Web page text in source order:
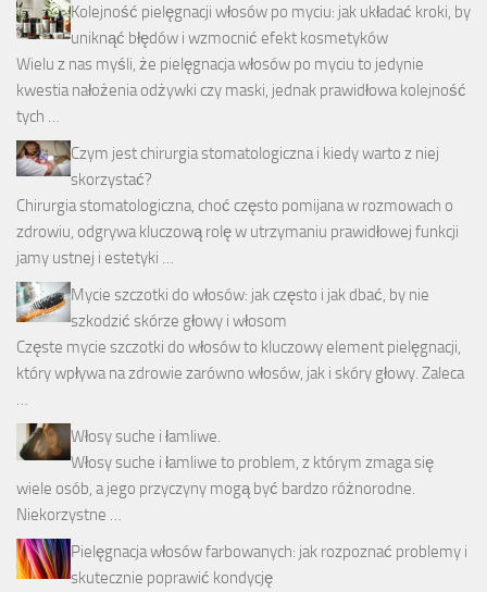
Kolejność pielęgnacji włosów po myciu: jak układać kroki, by
uniknąć błędów i wzmocnić efekt kosmetyków
Wielu z nas myśli, że pielęgnacja włosów po myciu to jedynie
kwestia nałożenia odżywki czy maski, jednak prawidłowa kolejność
tych …
Czym jest chirurgia stomatologiczna i kiedy warto z niej
skorzystać?
Chirurgia stomatologiczna, choć często pomijana w rozmowach o
zdrowiu, odgrywa kluczową rolę w utrzymaniu prawidłowej funkcji
jamy ustnej i estetyki …
Mycie szczotki do włosów: jak często i jak dbać, by nie
szkodzić skórze głowy i włosom
Częste mycie szczotki do włosów to kluczowy element pielęgnacji,
który wpływa na zdrowie zarówno włosów, jak i skóry głowy. Zaleca
…
Włosy suche i łamliwe.
Włosy suche i łamliwe to problem, z którym zmaga się
wiele osób, a jego przyczyny mogą być bardzo różnorodne.
Niekorzystne …
Pielęgnacja włosów farbowanych: jak rozpoznać problemy i
skutecznie poprawić kondycję